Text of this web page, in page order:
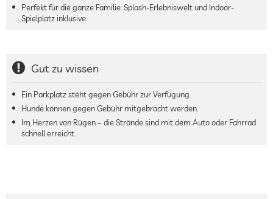
Perfekt für die ganze Familie: Splash-Erlebniswelt und Indoor-
Spielplatz inklusive
Gut zu wissen
Ein Parkplatz steht gegen Gebühr zur Verfügung.
Hunde können gegen Gebühr mitgebracht werden.
Im Herzen von Rügen – die Strände sind mit dem Auto oder Fahrrad
schnell erreicht.